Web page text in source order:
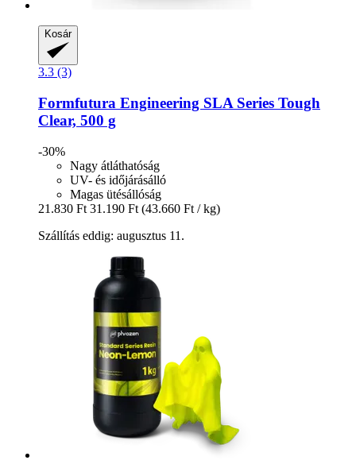
Kosár
3.3 (3)
Formfutura Engineering SLA Series Tough
Clear, 500 g
-30%
Nagy átláthatóság
UV- és időjárásálló
Magas ütésállóság
21.830 Ft 31.190 Ft (43.660 Ft / kg)
Szállítás eddig: augusztus 11.